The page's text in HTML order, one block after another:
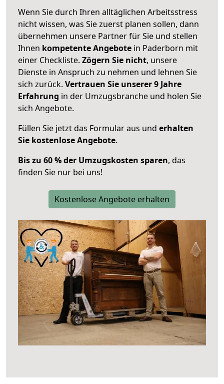
Wenn Sie durch Ihren alltäglichen Arbeitsstress
nicht wissen, was Sie zuerst planen sollen, dann
übernehmen unsere Partner für Sie und stellen
Ihnen kompetente Angebote in Paderborn mit
einer Checkliste. Zögern Sie nicht, unsere
Dienste in Anspruch zu nehmen und lehnen Sie
sich zurück. Vertrauen Sie unserer 9 Jahre
Erfahrung in der Umzugsbranche und holen Sie
sich Angebote.
Füllen Sie jetzt das Formular aus und erhalten
Sie kostenlose Angebote.
Bis zu 60 % der Umzugskosten sparen, das
finden Sie nur bei uns!
Kostenlose Angebote erhalten